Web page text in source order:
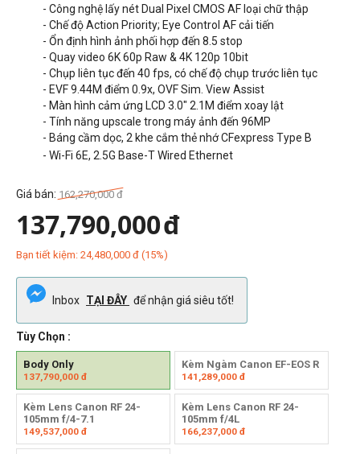
- Công nghệ lấy nét Dual Pixel CMOS AF loại chữ thập
- Chế độ Action Priority; Eye Control AF cải tiến
- Ổn định hình ảnh phối hợp đến 8.5 stop
- Quay video 6K 60p Raw & 4K 120p 10bit
- Chụp liên tục đến 40 fps, có chế độ chụp trước liên tục
- EVF 9.44M điểm 0.9x, OVF Sim. View Assist
- Màn hình cảm ứng LCD 3.0" 2.1M điểm xoay lật
- Tính năng upscale trong máy ảnh đến 96MP
- Báng cầm dọc, 2 khe cắm thẻ nhớ CFexpress Type B
- Wi-Fi 6E, 2.5G Base-T Wired Ethernet
Giá bán: 162,270,000 đ
137,790,000đ
Bạn tiết kiệm: 24,480,000 đ (15%)
Inbox TẠI ĐÂY để nhận giá siêu tốt!
Tùy Chọn :
Body Only
137,790,000 đ
Kèm Ngàm Canon EF-EOS R
141,289,000đ
Kèm Lens Canon RF 24-
105mm f/4-7.1
149,537,000 đ
Kèm Lens Canon RF 24-
105mm f/4L
166,237,000đ